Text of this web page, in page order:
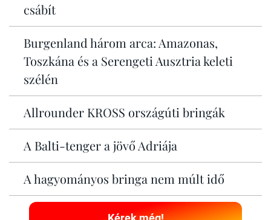
csábít
Burgenland három arca: Amazonas,
Toszkána és a Serengeti Ausztria keleti
szélén
Allrounder KROSS országúti bringák
A Balti-tenger a jövő Adriája
A hagyományos bringa nem múlt idő